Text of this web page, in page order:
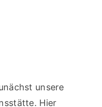
unsere
Hier